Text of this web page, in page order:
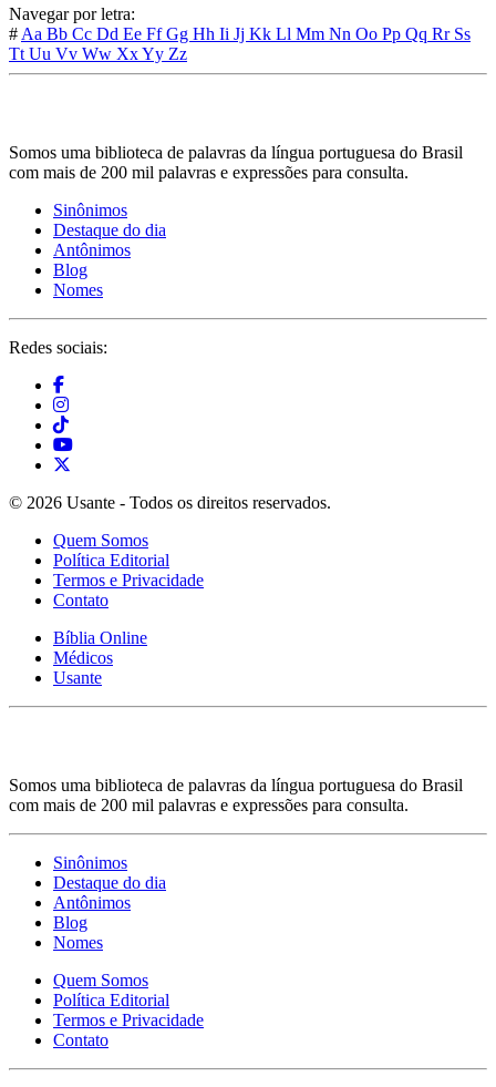
Navegar por letra:
# Aa Bb Cc Dd Ee FfGg Hh Ii Jj Kk Ll Mm Nn Oo Pp Qq Rr Ss
Tt Uu Vv Ww XxYy Zz
Somos uma biblioteca de palavras da língua portuguesa do Brasil
com mais de 200 mil palavras e expressões para consulta.
Sinônimos
Destaque do dia
Antônimos
Blog
Nomes
Redes sociais:
© 2026 Usante - Todos os direitos reservados.
Quem Somos
Política Editorial
Termos e Privacidade
Contato
Bíblia Online
Médicos
Usante
Somos uma biblioteca de palavras da língua portuguesa do Brasil
com mais de 200 mil palavras e expressões para consulta.
Sinônimos
Destaque do dia
Antônimos
Blog
Nomes
Quem Somos
Política Editorial
Termos e Privacidade
Contato